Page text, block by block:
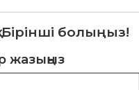
Бірінші болыңыз!
жазыңыз